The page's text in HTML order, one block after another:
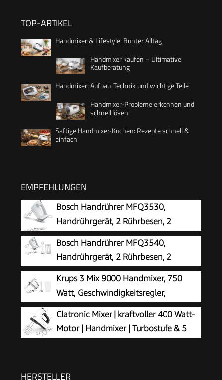
TOP-ARTIKEL
Handmixer & Lifestyle: Bunter Alltag
Handmixer kaufen – Ultimative
Kaufberatung
Handmixer: Aufbau, Technik und wichtige Teile
Handmixer-Probleme erkennen und
schnell lösen
Saftige Handmixer-Kuchen: Rezepte schnell &
einfach
EMPFEHLUNGEN
Bosch Handrührer MFQ3530,
Handrührgerät, 2 Rührbesen, 2
Edelstahl-
Knethaken,spülmaschinengeeignet, 5 Stufen,
450 W, weiß
Bosch Handrührer MFQ3540,
Handrührgerät, 2 Rührbesen, 2
Edelstahl-Knethaken, spülmaschinengeeignet, 5
Stufen, Pürierstab, Mixbecher, 450 W, weiß
Krups 3 Mix 9000 Handmixer, 750
Watt, Geschwindigkeitsregler,
Turbomodus, ergonomischer Griff,
Handrührgerät inkl. Schneebesen, Knethaken,
Pürierstab-Aufsatz, Messbecher, weiß/silber,
Clatronic Mixer | kraftvoller 400 Watt-
Motor | Handmixer | Turbostufe & 5
Edelstahlquirle und -knethaken | HM 3775
HERSTELLER